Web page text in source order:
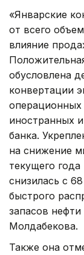
«Январские
от всего
влияние
обусловлена
конвертации
операционных
иностранных
банка.
на снижение
текущего
снизилась с
быстрого
запасов
Молдабекова.
Также она